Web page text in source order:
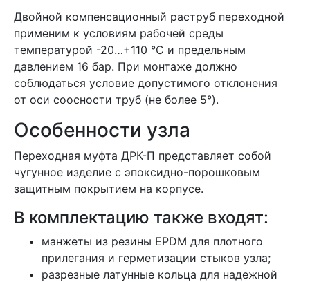
Двойной компенсационный раструб переходной
применим к условиям рабочей среды
температурой -20…+110 °C и предельным
давлением 16 бар. При монтаже должно
соблюдаться условие допустимого отклонения
от оси соосности труб (не более 5°).
Особенности узла
Переходная муфта ДРК-П представляет собой
чугунное изделие с эпоксидно-порошковым
защитным покрытием на корпусе.
В комплектацию также входят:
манжеты из резины EPDM для плотного
прилегания и герметизации стыков узла;
разрезные латунные кольца для надежной